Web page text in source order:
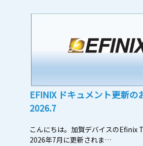
EFINIX ドキュメント更新の
2026.7
こんにちは。加賀デバイスのEfinix
2026年7月に更新されま…